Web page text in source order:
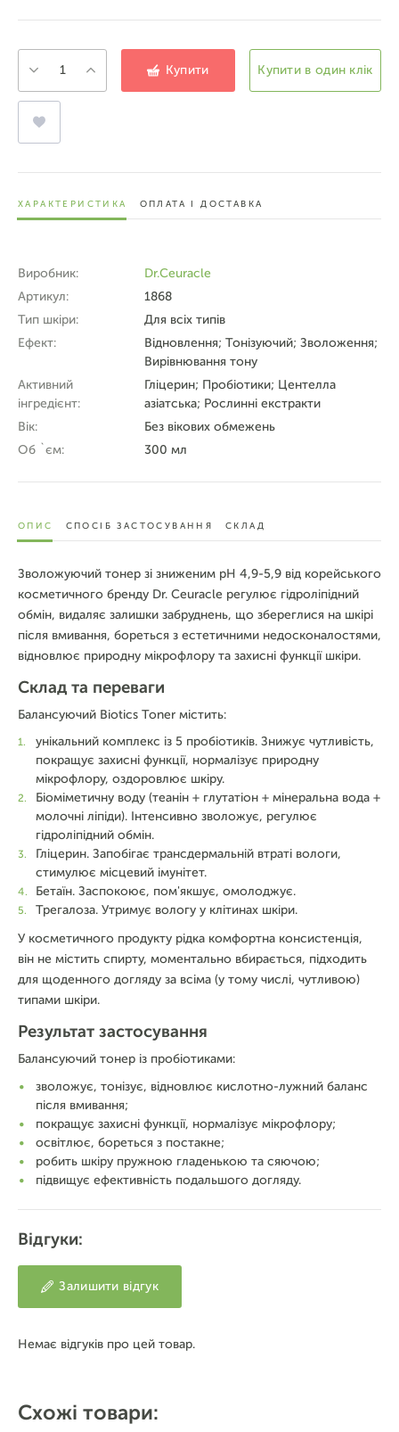
Схожі товари:
Купити Купити в один клік
ХАРАКТЕРИСТИКА ОПЛАТА І ДОСТАВКА
Виробник:
Dr.Ceuracle
Артикул:
1868
Тип шкіри:
Для всіх типів
Ефект:
Відновлення; Тонізуючий; Зволоження;
Вирівнювання тону
Активний
інгредієнт:
Гліцерин; Пробіотики; Центелла
азіатська; Рослинні екстракти
Вік:
Без вікових обмежень
Об `єм:
300 мл
ОПИС СПОСІБ ЗАСТОСУВАННЯ СКЛАД
Зволожуючий тонер зі зниженим pH 4,9-5,9 від корейського
косметичного бренду Dr. Ceuracle регулює гідроліпідний
обмін, видаляє залишки забруднень, що збереглися на шкірі
після вмивання, бореться з естетичними недосконалостями,
відновлює природну мікрофлору та захисні функції шкіри.
Склад та переваги
Балансуючий Biotics Toner містить:
унікальний комплекс із 5 пробіотиків. Знижує чутливість,
покращує захисні функції, нормалізує природну
мікрофлору, оздоровлює шкіру.
Біоміметичну воду (теанін + глутатіон + мінеральна вода +
молочні ліпіди). Інтенсивно зволожує, регулює
гідроліпідний обмін.
Гліцерин. Запобігає трансдермальній втраті вологи,
стимулює місцевий імунітет.
Бетаїн. Заспокоює, пом'якшує, омолоджує.
Трегалоза. Утримує вологу у клітинах шкіри.
У косметичного продукту рідка комфортна консистенція,
він не містить спирту, моментально вбирається, підходить
для щоденного догляду за всіма (у тому числі, чутливою)
типами шкіри.
Результат застосування
Балансуючий тонер із пробіотиками:
зволожує, тонізує, відновлює кислотно-лужний баланс
після вмивання;
покращує захисні функції, нормалізує мікрофлору;
освітлює, бореться з постакне;
робить шкіру пружною гладенькою та сяючою;
підвищує ефективність подальшого догляду.
Відгуки:
Залишити відгук
Немає відгуків про цей товар.